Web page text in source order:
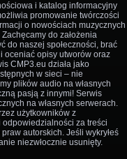
i katalog informacyjny
promowanie twórczości
o nowościach muzycznych
do założenia
do naszej społeczności, brać
oceniać opisy utworów oraz
CMP3.eu działa jako
w sieci – nie
plików audio na własnych
pasją z innymi! Serwis
na własnych serwerach.
użytkowników z
za treści
autorskich. Jeśli wykryłeś
niezwłocznie usunięty.